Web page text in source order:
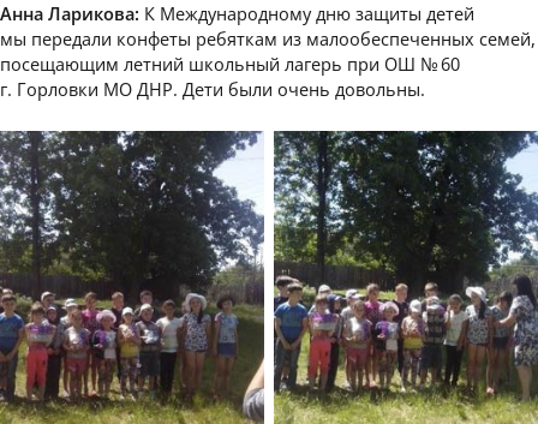
Анна Ларикова: К Международному дню защиты детей
мы передали конфеты ребяткам из малообеспеченных семей,
посещающим летний школьный лагерь при ОШ № 60
г. Горловки МО ДНР. Дети были очень довольны.